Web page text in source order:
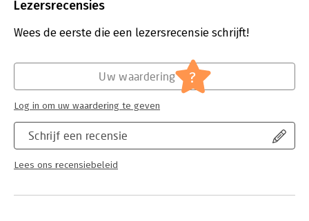
Uitgever:
Verschijningsdatum:
16-3-2023
Lezersrecensies
Wees de eerste die een lezersrecensie schrijft!
Schrijf een recensie
Lees ons recensiebeleid
Uw waardering ?
Log in om uw waardering te geven